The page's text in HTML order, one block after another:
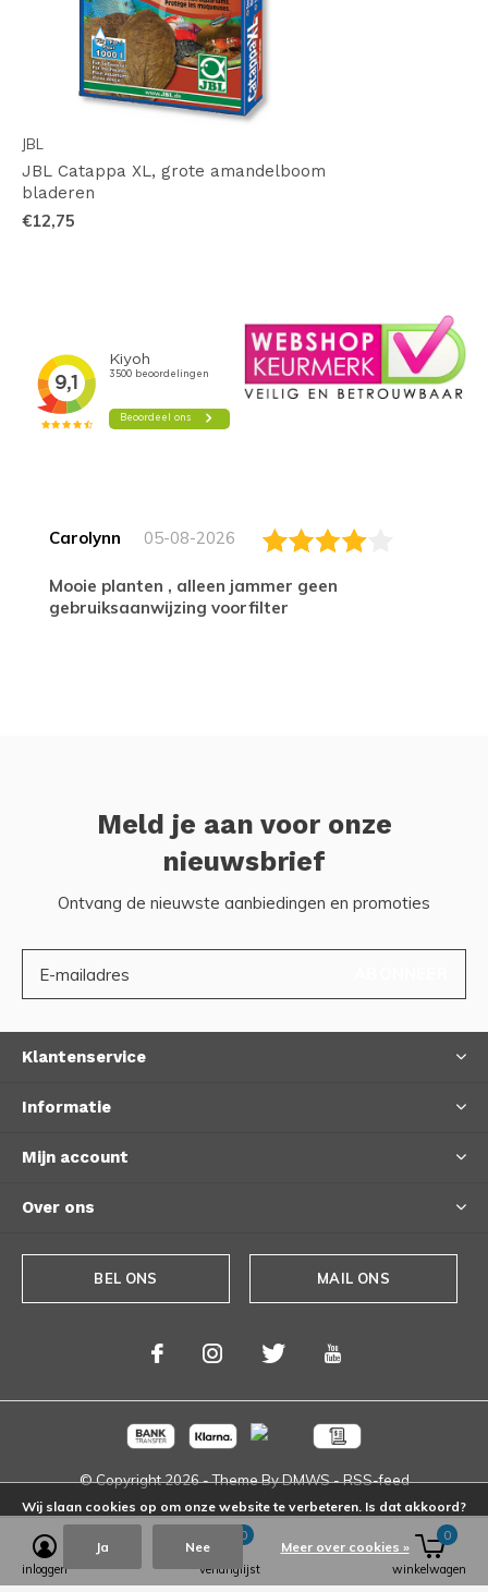
JBL
JBL Catappa XL, grote amandelboom
bladeren
€12,75
Carolynn 05-08-2026
Mooie planten , alleen jammer geen
gebruiksaanwijzing voorfilter
Meld je aan voor onze
nieuwsbrief
Ontvang de nieuwste aanbiedingen en promoties
Klantenservice
Informatie
Mijn account
Over ons
BEL ONS MAIL ONS
© Copyright2026- Theme ByDMWS-RSS-feed
inloggen verlanglijst
0
winkelwagen
0
Wij slaan cookies op om onze website te verbeteren. Is dat akkoord?
Ja Nee Meer over cookies »